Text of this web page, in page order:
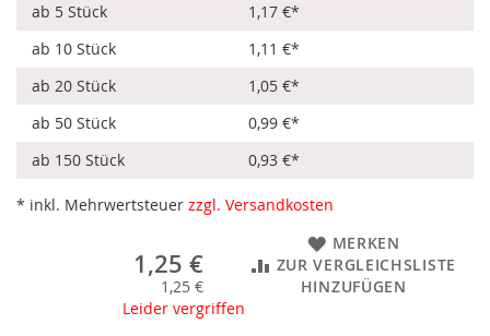
ab 5 Stück
1,17 €*
ab 10 Stück
1,11 €*
ab 20 Stück
1,05 €*
ab 50 Stück
0,99 €*
ab 150 Stück
0,93 €*
* inkl. Mehrwertsteuer zzgl. Versandkosten
1,25 €
1,25 €
MERKEN
ZUR VERGLEICHSLISTE
HINZUFÜGEN
Leider vergriffen